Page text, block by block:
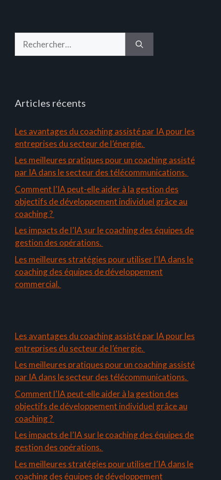
Articles récents
Les avantages du coaching assisté par IA pour les
entreprises du secteur de l’énergie.
Les meilleures pratiques pour un coaching assisté
par IA dans le secteur des télécommunications.
Comment l’IA peut-elle aider à la gestion des
objectifs de développement individuel grâce au
coaching ?
Les impacts de l’IA sur le coaching des équipes de
gestion des opérations.
Les meilleures stratégies pour utiliser l’IA dans le
coaching des équipes de développement
commercial.
Les avantages du coaching assisté par IA pour les
entreprises du secteur de l’énergie.
Les meilleures pratiques pour un coaching assisté
par IA dans le secteur des télécommunications.
Comment l’IA peut-elle aider à la gestion des
objectifs de développement individuel grâce au
coaching ?
Les impacts de l’IA sur le coaching des équipes de
gestion des opérations.
Les meilleures stratégies pour utiliser l’IA dans le
coaching des équipes de développement